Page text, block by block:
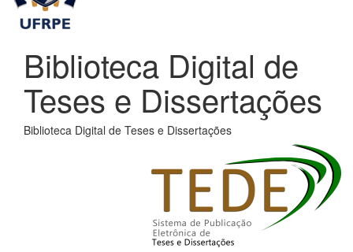
Biblioteca Digital de
Teses e Dissertações
Biblioteca Digital de Teses e Dissertações